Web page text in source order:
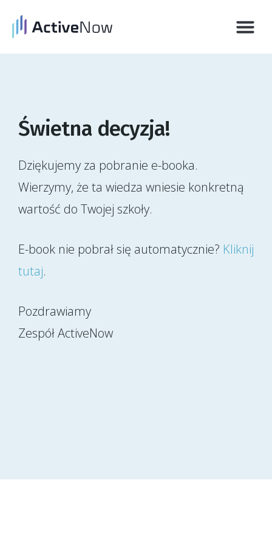
Świetna decyzja!
Dziękujemy za pobranie e-booka.
Wierzymy, że ta wiedza wniesie konkretną
wartość do Twojej szkoły.
E-book nie pobrał się automatycznie? Kliknij
tutaj.
Pozdrawiamy
Zespół ActiveNow